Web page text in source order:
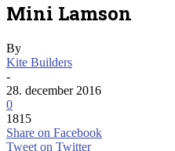
Mini Lamson
By
Kite Builders
-
28. december 2016
0
1815
Share on Facebook
Tweet on Twitter